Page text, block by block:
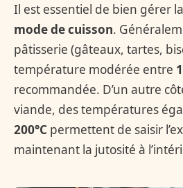
Il est essentiel de bien gérer la
mode de cuisson.
pâtisserie (gâteaux, tartes,
température modérée entre
recommandée. D’un autre
viande, des températures
200°C permettent de saisir
maintenant la jutosité à